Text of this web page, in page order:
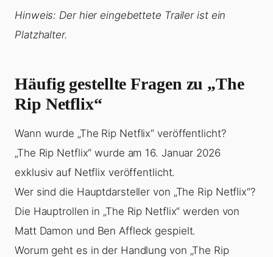
Hinweis: Der hier eingebettete Trailer ist ein
Platzhalter.
Häufig gestellte Fragen zu „The
Rip Netflix“
Wann wurde „The Rip Netflix“ veröffentlicht?
„The Rip Netflix“ wurde am 16. Januar 2026
exklusiv auf Netflix veröffentlicht.
Wer sind die Hauptdarsteller von „The Rip Netflix“?
Die Hauptrollen in „The Rip Netflix“ werden von
Matt Damon und Ben Affleck gespielt.
Worum geht es in der Handlung von „The Rip